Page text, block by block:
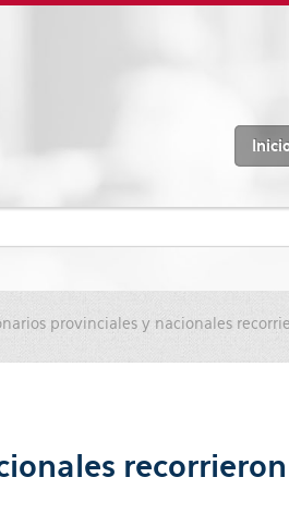
provinciales y nacionales